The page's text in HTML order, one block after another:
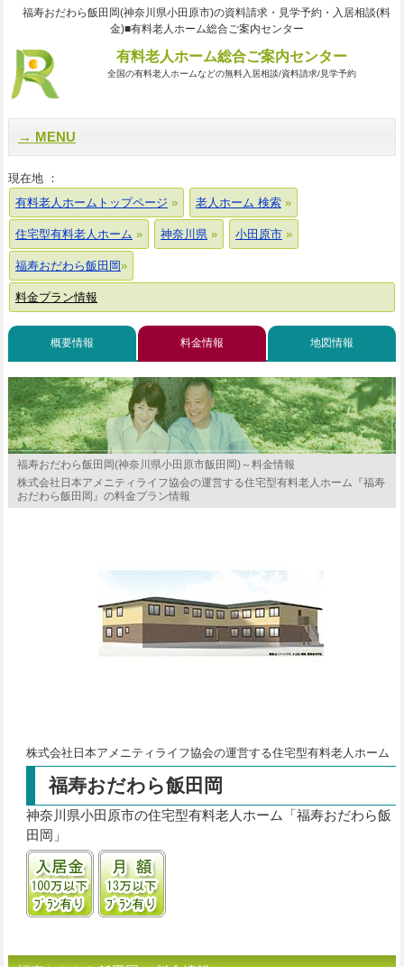
福寿おだわら飯田岡(神奈川県小田原市)の資料請求・見学予約・入居相談(料
金)■有料老人ホーム総合ご案内センター
有料老人ホーム総合ご案内センター
全国の有料老人ホームなどの無料入居相談/資料請求/見学予約
MENU
現在地 ：
有料老人ホームトップページ
老人ホーム 検索
住宅型有料老人ホーム 神奈川県 小田原市
福寿おだわら飯田岡
料金プラン情報
概要情報 料金情報 地図情報
福寿おだわら飯田岡(神奈川県小田原市飯田岡)～料金情報
株式会社日本アメニティライフ協会の運営する住宅型有料老人ホーム『福寿
おだわら飯田岡』の料金プラン情報
株式会社日本アメニティライフ協会の運営する住宅型有料老人ホーム
福寿おだわら飯田岡
神奈川県小田原市の住宅型有料老人ホーム「福寿おだわら飯
田岡」
入居金100万円以下プランあり
月額13万円以下プランあり